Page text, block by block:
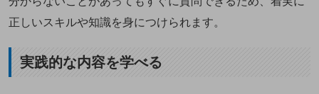
正しいスキルや知識を身につけられます。
実践的な内容を学べる